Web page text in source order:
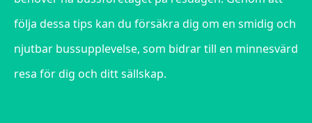
följa dessa tips kan du försäkra dig om en smidig och
njutbar bussupplevelse, som bidrar till en minnesvärd
resa för dig och ditt sällskap.